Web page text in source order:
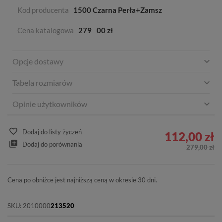
Kod producenta 1500 Czarna Perła+Zamsz
Cena katalogowa 279 00 zł
Opcje dostawy
Tabela rozmiarów
Opinie użytkowników
Dodaj do listy życzeń
Dodaj do porównania
112,00 zł
279,00 zł
Cena po obniżce jest najniższą ceną w okresie 30 dni.
SKU: 2010000213520